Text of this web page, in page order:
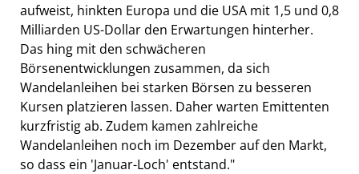
aufweist, hinkten Europa und die USA mit 1,5 und 0,8
Milliarden US-Dollar den Erwartungen hinterher.
Das hing mit den schwächeren
Börsenentwicklungen zusammen, da sich
Wandelanleihen bei starken Börsen zu besseren
Kursen platzieren lassen. Daher warten Emittenten
kurzfristig ab. Zudem kamen zahlreiche
Wandelanleihen noch im Dezember auf den Markt,
so dass ein 'Januar-Loch' entstand."